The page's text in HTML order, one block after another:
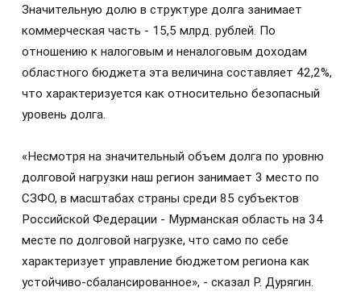
Значительную долю в структуре долга занимает
коммерческая часть - 15,5 млрд. рублей. По
отношению к налоговым и неналоговым доходам
областного бюджета эта величина составляет 42,2%,
что характеризуется как относительно безопасный
уровень долга.
«Несмотря на значительный объем долга по уровню
долговой нагрузки наш регион занимает 3 место по
СЗФО, в масштабах страны среди 85 субъектов
Российской Федерации - Мурманская область на 34
месте по долговой нагрузке, что само по себе
характеризует управление бюджетом региона как
устойчиво-сбалансированное», - сказал Р. Дурягин.